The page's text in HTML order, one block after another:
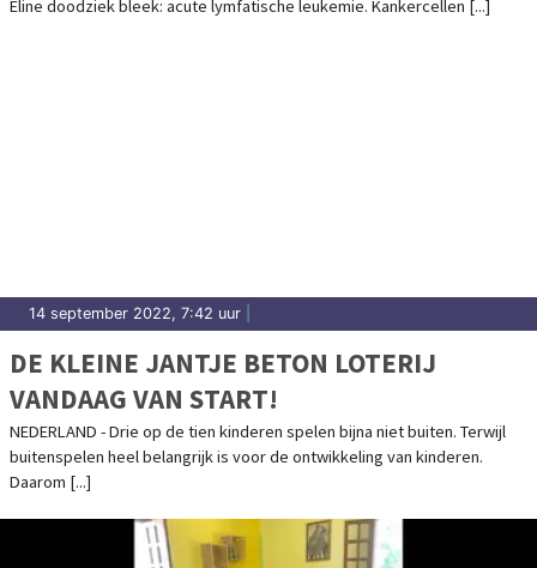
Eline doodziek bleek: acute lymfatische leukemie. Kankercellen [...]
14 september 2022, 7:42 uur
DE KLEINE JANTJE BETON LOTERIJ
VANDAAG VAN START!
NEDERLAND - Drie op de tien kinderen spelen bijna niet buiten. Terwijl
buitenspelen heel belangrijk is voor de ontwikkeling van kinderen.
Daarom [...]